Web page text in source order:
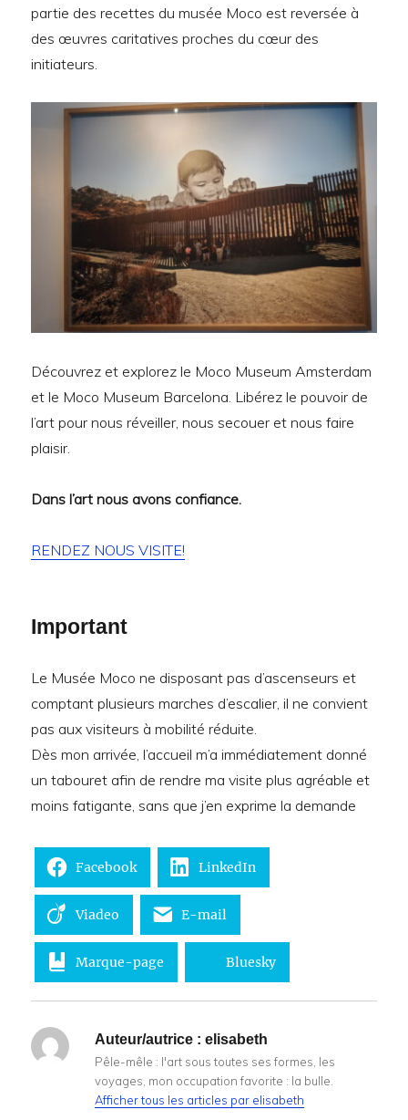
partie des recettes du musée Moco est reversée à
des œuvres caritatives proches du cœur des
initiateurs.
Découvrez et explorez le Moco Museum Amsterdam
et le Moco Museum Barcelona. Libérez le pouvoir de
l’art pour nous réveiller, nous secouer et nous faire
plaisir.
Dans l’art nous avons confiance.
RENDEZ NOUS VISITE!
Important
Le Musée Moco ne disposant pas d’ascenseurs et
comptant plusieurs marches d’escalier, il ne convient
pas aux visiteurs à mobilité réduite.
Dès mon arrivée, l’accueil m’a immédiatement donné
un tabouret afin de rendre ma visite plus agréable et
moins fatigante, sans que j’en exprime la demande
Facebook LinkedIn
Viadeo E-mail
Marque-page Bluesky
Auteur/autrice : elisabeth
Pêle-mêle : l'art sous toutes ses formes, les
voyages, mon occupation favorite : la bulle.
Afficher tous les articles par elisabeth